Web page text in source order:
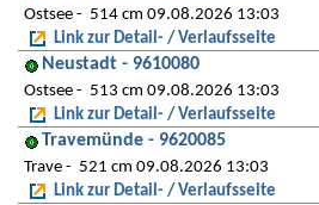
Ostsee
514 cm 09.08.2026 13:03
Link zur Detail- / Verlaufsseite
Neustadt - 9610080
Ostsee
513 cm 09.08.2026 13:03
Link zur Detail- / Verlaufsseite
Travemünde - 9620085
Trave
521 cm 09.08.2026 13:03
Link zur Detail- / Verlaufsseite